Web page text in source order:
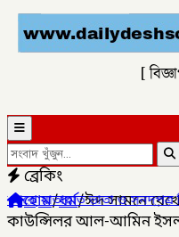
[
ব্রেকিং
ও সনদপত্র বিতরণ,✦
হোম/ধর্ম/ঈদ সামনে
কাউন্সিলর আল-আমিন